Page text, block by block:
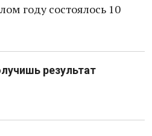
году состоялось 10
результат